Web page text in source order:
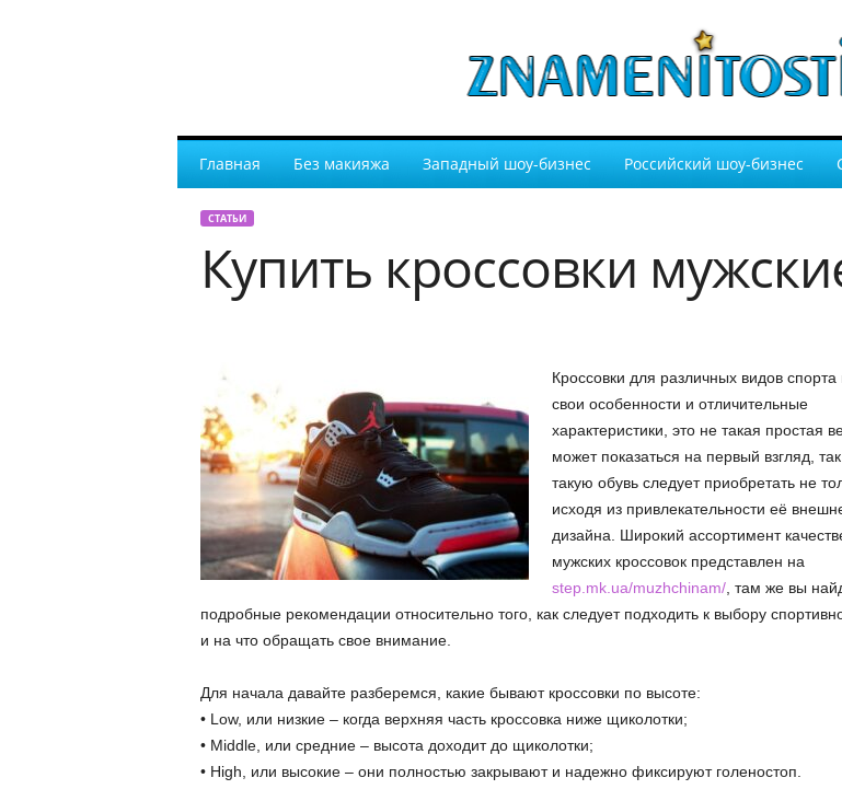
Главная Без макияжа Западный шоу-бизнес Российский шоу-бизнес
СТАТЬИ
Купить кроссовки
Кроссовки для различных видов
свои особенности и отличительные
характеристики, это не такая простая
может показаться на первый взгляд, так
такую обувь следует приобретать не
исходя из привлекательности её
дизайна. Широкий ассортимент
мужских кроссовок представлен на
step.mk.ua/muzhchinam/, там же вы
подробные рекомендации относительно того, как следует подходить к выбору
и на что обращать свое внимание.
Для начала давайте разберемся, какие бывают кроссовки по высоте:
• Low, или низкие – когда верхняя часть кроссовка ниже щиколотки;
• Middle, или средние – высота доходит до щиколотки;
• High, или высокие – они полностью закрывают и надежно фиксируют голеностоп.